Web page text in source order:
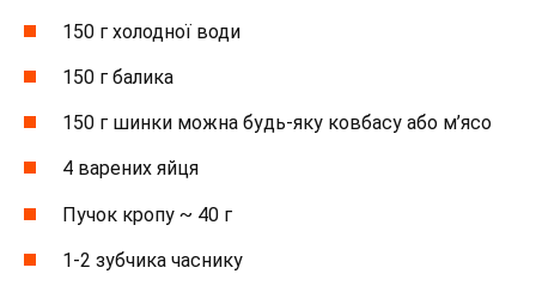
150 г холодної води
150 г балика
150 г шинки можна будь-яку ковбасу або м’ясо
4 варених яйця
Пучок кропу ~ 40 г
1-2 зубчика часнику